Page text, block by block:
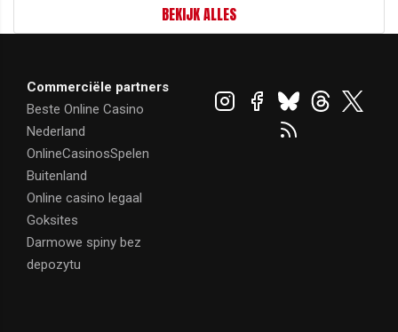
BEKIJK ALLES
Commerciële partners
Beste Online Casino
Nederland
OnlineCasinosSpelen
Buitenland
Online casino legaal
Goksites
Darmowe spiny bez
depozytu